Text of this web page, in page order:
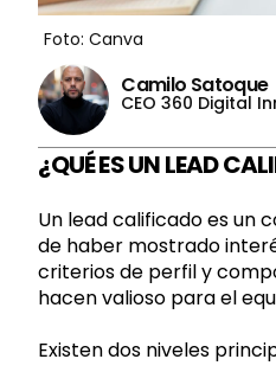
Foto: Canva
Camilo Satoque
CEO 360 Digital
¿QUÉ ES UN LEAD
Un lead calificado es un
de haber mostrado
criterios de perfil y
hacen valioso para el
Existen dos niveles